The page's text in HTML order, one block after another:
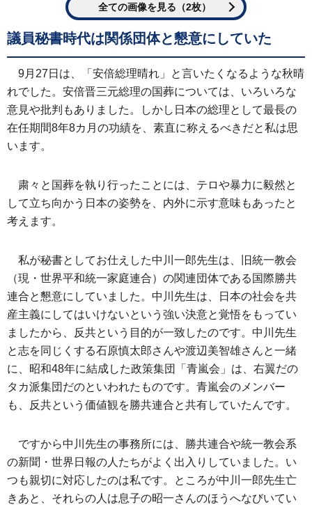
全ての画像を見る（2枚）
議員秘書時代は関係団体と懇意にしていた
9月27日は、「安倍総理晴れ」と言いたくなるような秋晴
れでした。安倍晋三元総理の国葬については、いろいろな
意見や批判もありました。しかし日本の総理として最長の
在任期間8年8カ月の功績を、素直に称えるべきだと私は思
います。
粛々と国葬を執り行ったことには、テロや暴力に毅然と
して立ち向かう日本の姿勢を、内外に示す意味もあったと
考えます。
私が秘書としてお仕えした中川一郎先生は、旧統一教会
（現・世界平和統一家庭連合）の関連団体である国際勝共
連合と懇意にしていました。中川先生は、日本の社会を共
産主義にしてはいけないという強い決意と覚悟をもってい
ましたから、反共という目的が一致したのです。中川先生
と志を同じくする石原慎太郎さんや渡辺美智雄さんと一緒
に、昭和48年に結成した政策集団「青嵐会」は、右翼だの
タカ派集団だのといわれたものです。青嵐会のメンバー
も、反共という価値観を勝共連合と共有していたんです。
ですから中川先生の事務所には、勝共連合や統一教会系
の新聞・世界日報の人たちがよく出入りしていました。い
つも親切に対応したのは私です。ところが中川一郎先生亡
きあと、それらの人は息子の昭一さんのほうへなびいてい